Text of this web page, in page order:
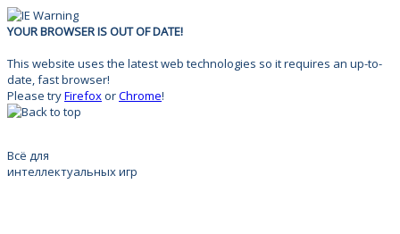
YOUR BROWSER IS OUT OF DATE!
This website uses the latest web technologies so it requires an up-to-
date, fast browser!
Please tryFirefoxorChrome!
Всё для
интеллектуальных игр